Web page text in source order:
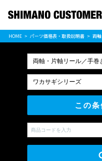
パーツ価格表
PARTS LIST
HOME パーツ価格表・取扱説明書 両
この